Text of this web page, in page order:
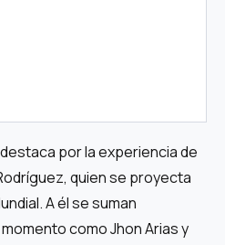
por la experiencia de
quien se proyecta
A él se suman
como Jhon Arias y